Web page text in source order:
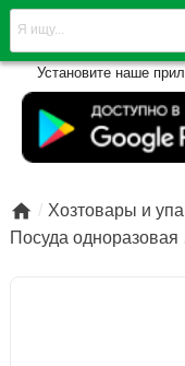
Установите наше
 Хозтовары и
Посуда одноразовая